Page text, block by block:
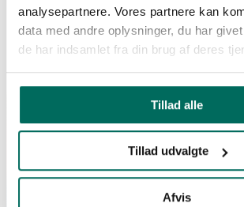
analysepartnere. Vores partnere kan
data med andre oplysninger, du har
de har indsamlet fra din brug af deres
Tillad alle
Tillad udvalgte
Afvis